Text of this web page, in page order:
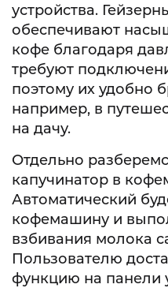
устройства.
обеспечивают
кофе благодаря
требуют
поэтому их удобно
например, в
на дачу.
Отдельно
капучинатор в
Автоматический
кофемашину и
взбивания молока
Пользователю
функцию на панели